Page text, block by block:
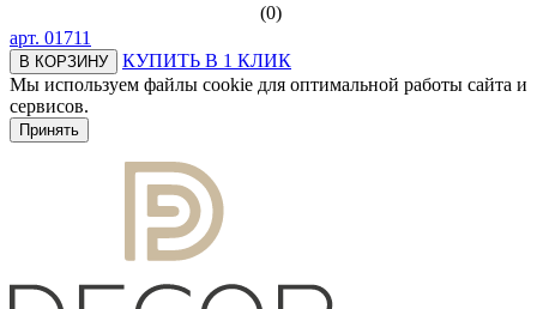
(0)
арт. 01711
В КОРЗИНУ
КУПИТЬ В 1 КЛИК
Мы используем файлы cookie для оптимальной работы сайта и
сервисов.
Принять